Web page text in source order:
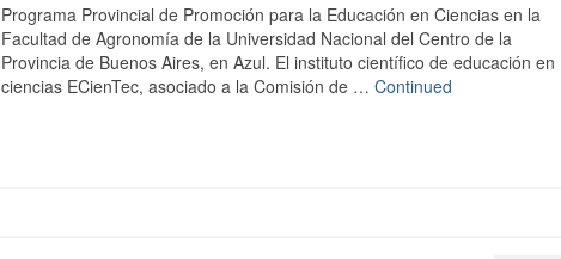
Programa Provincial de Promoción para la Educación en Ciencias en la
Facultad de Agronomía de la Universidad Nacional del Centro de la
Provincia de Buenos Aires, en Azul. El instituto científico de educación en
ciencias ECienTec, asociado a la Comisión de … Continued